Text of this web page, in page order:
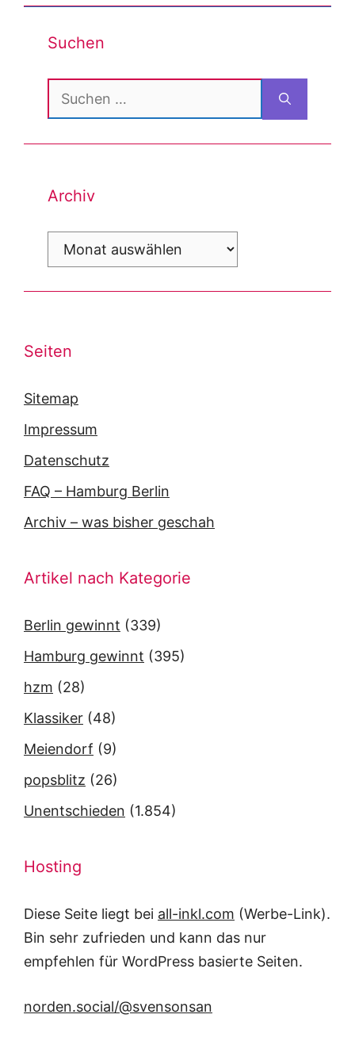
Suchen
Suchen
Archiv
Archiv
Seiten
Sitemap
Impressum
Datenschutz
FAQ – Hamburg Berlin
Archiv – was bisher geschah
Artikel nach Kategorie
Berlin gewinnt (339)
Hamburg gewinnt (395)
hzm (28)
Klassiker (48)
Meiendorf (9)
popsblitz (26)
Unentschieden (1.854)
Hosting
Diese Seite liegt bei all-inkl.com (Werbe-Link).
Bin sehr zufrieden und kann das nur
empfehlen für WordPress basierte Seiten.
norden.social/@svensonsan